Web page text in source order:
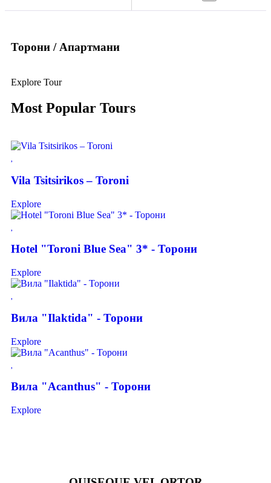
Торони / Апартмани
Explore Tour
Most Popular Tours
Vila Tsitsirikos – Toroni
Explore
Hotel "Toroni Blue Sea" 3* - Торони
Explore
Вила "Ilaktida" - Торони
Explore
Вила "Acanthus" - Торони
Explore